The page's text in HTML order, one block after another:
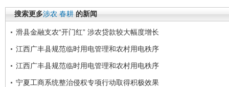
搜索更多涉农 春耕 的新闻
滑县金融支农“开门红” 涉农贷款较大幅度增长
江西广丰县规范临时用电管理和农村用电秩序
江西广丰县规范临时用电管理和农村用电秩序
宁夏工商系统整治侵权专项行动取得积极效果